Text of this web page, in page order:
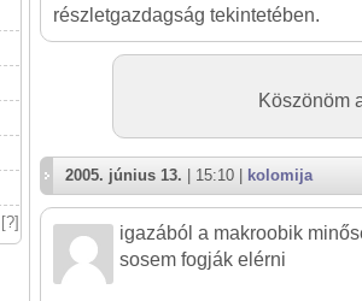
[?]
részletgazdagság tekintetében.
Köszönöm
2005. június 13. | 15:10 | kolomija
igazából a makroobik
sosem fogják elérni